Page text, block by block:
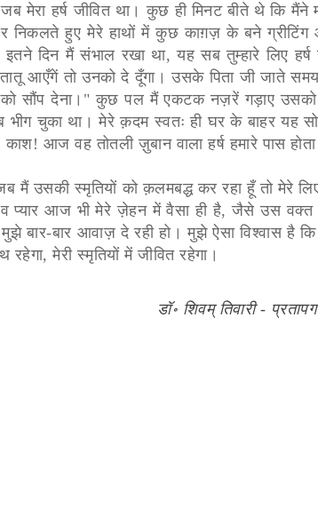
मेरा हर्ष जीवित था। कुछ ही मिनट बीते थे कि मैंने
निकलते हुए मेरे हाथों में कुछ काग़ज़ के बने
इतने दिन मैं संभाल रखा था, यह सब तुम्हारे लिए
आएँगें तो उनको दे दूँगा। उसके पिता जी जाते
सौंप देना।" कुछ पल मैं एकटक नज़रें गड़ाए
भीग चुका था। मेरे क़दम स्वतः ही घर के बाहर यह
आज वह तोतली ज़ुबान वाला हर्ष हमारे पास
मैं उसकी स्मृतियों को क़लमबद्ध कर रहा हूँ तो मेरे
प्यार आज भी मेरे ज़ेहन में वैसा ही है, जैसे उस वक्त
बार-बार आवाज़ दे रही हो। मुझे ऐसा विश्वास है
रहेगा, मेरी स्मृतियों में जीवित रहेगा।
डॉ॰ शिवम् तिवारी -